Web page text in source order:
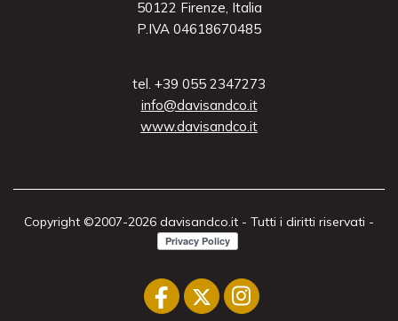
50122 Firenze, Italia
P.IVA 04618670485
tel. +39 055 2347273
info@davisandco.it
www.davisandco.it
Copyright ©2007-2026 davisandco.it - Tutti i diritti riservati -